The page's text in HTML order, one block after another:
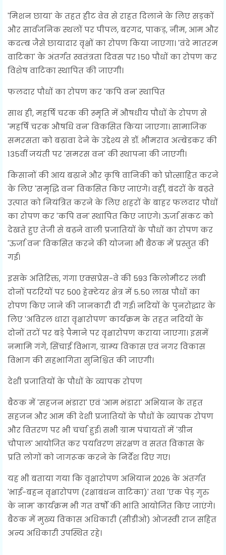
'मिशन छाया' के तहत हीट वेव से राहत दिलाने के लिए सड़कों
और सार्वजनिक स्थलों पर पीपल, बरगद, पाकड़, नीम, आम और
कदम्ब जैसे छायादार वृक्षों का रोपण किया जाएगा। 'वंदे मातरम
वाटिका' के अंतर्गत स्वतंत्रता दिवस पर 150 पौधों का रोपण कर
विशेष वाटिका स्थापित की जाएगी।
फलदार पौधों का रोपण कर 'कपि वन' स्थापित
साथ ही, महर्षि चरक की स्मृति में औषधीय पौधों के रोपण से
'महर्षि चरक औषधि वन' विकसित किया जाएगा। सामाजिक
समरसता को बढ़ावा देने के उद्देश्य से डॉ. भीमराव अम्बेडकर की
135वीं जयंती पर 'समरस वन' की स्थापना की जाएगी।
किसानों की आय बढ़ाने और कृषि वानिकी को प्रोत्साहित करने
के लिए 'समृद्धि वन' विकसित किए जाएंगे। वहीं, बंदरों के बढ़ते
उत्पात को नियंत्रित करने के लिए शहरों के बाहर फलदार पौधों
का रोपण कर 'कपि वन' स्थापित किए जाएंगे। ऊर्जा संकट को
देखते हुए तेजी से बढ़ने वाली प्रजातियों के पौधों का रोपण कर
'ऊर्जा वन' विकसित करने की योजना भी बैठक में प्रस्तुत की
गई।
इसके अतिरिक्त, गंगा एक्सप्रेस-वे की 593 किलोमीटर लंबी
दोनों पटरियों पर 500 हेक्टेयर क्षेत्र में 5.50 लाख पौधों का
रोपण किए जाने की जानकारी दी गई। नदियों के पुनरोद्धार के
लिए 'अविरल धारा वृक्षारोपण' कार्यक्रम के तहत नदियों के
दोनों तटों पर बड़े पैमाने पर वृक्षारोपण कराया जाएगा। इसमें
नमामि गंगे, सिंचाई विभाग, ग्राम्य विकास एवं नगर विकास
विभाग की सहभागिता सुनिश्चित की जाएगी।
देशी प्रजातियों के पौधों के व्यापक रोपण
बैठक में 'सहजन भंडारा' एवं 'आम भंडारा' अभियान के तहत
सहजन और आम की देशी प्रजातियों के पौधों के व्यापक रोपण
और वितरण पर भी चर्चा हुई। सभी ग्राम पंचायतों में 'ग्रीन
चौपाल' आयोजित कर पर्यावरण संरक्षण व सतत विकास के
प्रति लोगों को जागरूक करने के निर्देश दिए गए।
यह भी बताया गया कि वृक्षारोपण अभियान 2026 के अंतर्गत
'भाई-बहन वृक्षारोपण (रक्षाबंधन वाटिका)' तथा 'एक पेड़ गुरु
के नाम' कार्यक्रम भी गत वर्षों की भांति आयोजित किए जाएंगे।
बैठक में मुख्य विकास अधिकारी (सीडीओ) ओजस्वी राज सहित
अन्य अधिकारी उपस्थित रहे।